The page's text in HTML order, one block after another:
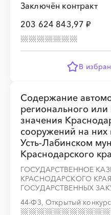
Заключён контракт
203 624 843,97 ₽
В
Содержание
регионального
значения
сооружений на них
Усть-Лабинском
Краснодарского
ГОСУДАРСТВЕННОЕ
КРАСНОДАРСКОГО
ГОСУДАРСТВЕННЫХ
44-ФЗ, Открытый конкурс